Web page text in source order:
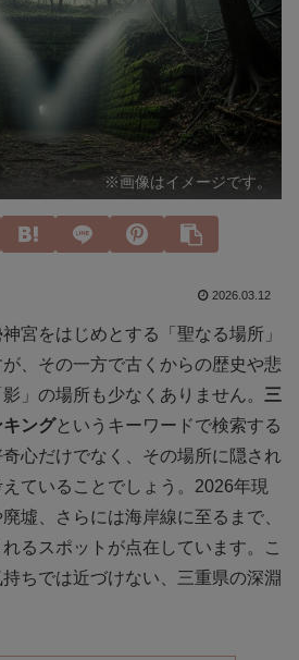
※画像はイメージです。
2026.03.12
宮をはじめとする「聖なる場所」
、その一方で古くからの歴史や悲
」の場所も少なくありません。 三
ングというキーワードで検索する
心だけでなく、その場所に隠され
ていることでしょう。2026年現
墟、さらには海岸線に至るまで、
るスポットが点在しています。こ
ちでは近づけない、三重県の深淵